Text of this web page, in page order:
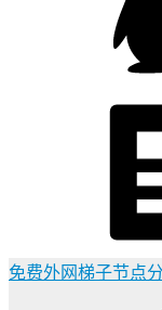
免费外网梯子节点